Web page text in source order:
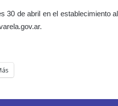
30 de abril en el establecimiento